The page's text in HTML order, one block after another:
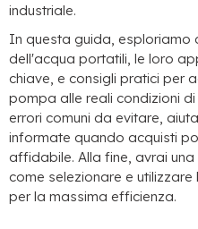
industriale.
In questa guida, esploriamo
dell'acqua portatili, le loro
chiave, e consigli pratici per
pompa alle reali condizioni
errori comuni da evitare,
informate quando acquisti
affidabile. Alla fine, avrai
come selezionare e
per la massima efficienza.